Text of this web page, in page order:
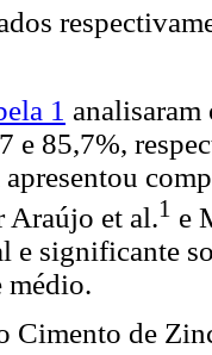
1 analisaram
e 85,7%,
Araújo et al.1 e
e significante
médio.
Cimento de